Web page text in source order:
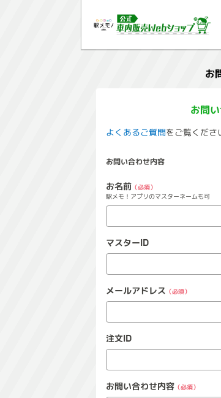
お
お問
よくあるご質問をご覧くださ
お問い合わせ内容
お名前 （必須）
駅メモ！アプリのマスターネームも可
マスターID
メールアドレス （必須）
注文ID
お問い合わせ内容 （必須）